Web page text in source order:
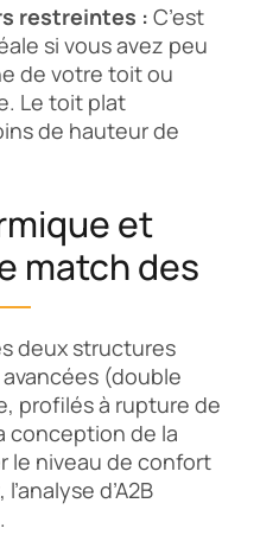
restreintes : C’est
si vous avez peu
de votre toit ou
Le toit plat
de hauteur de
et
match des
deux structures
(double
profilés à rupture de
conception de la
le niveau de confort
d’A2B